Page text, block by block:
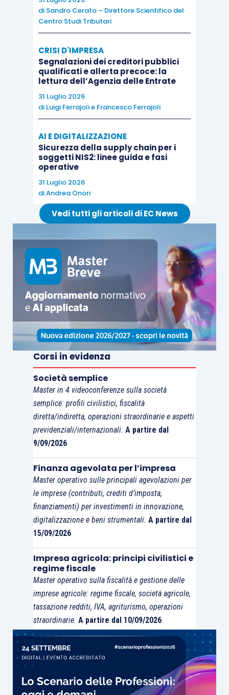
di Sandro Cerato – Direttore Scientifico del
Centro Studi Tributari
CRISI D'IMPRESA
Segnalazioni dei creditori pubblici
qualificati e allerta precoce: la
lettura dell’Agenzia delle Entrate
31 Luglio 2026
di Luigi Ferrajolie Francesco Ferrajoli
AI E DIGITALIZZAZIONE
Sicurezza della supply chain per i
soggetti NIS2: linee guida e fasi
operative
31 Luglio 2026
diAndrea Onori
Vedi tutti gli articoli di EC News
Corsi in evidenza
Società semplice
Master in 4 videoconferenze sulla società
semplice: profili civilistici, fiscalità
diretta/indiretta, operazioni straordinarie e aspetti
previdenziali/internazionali. A partire dal
9/09/2026
Finanza agevolata per l’impresa
Master operativo sulle principali agevolazioni per
le imprese (contributi, crediti d’imposta,
finanziamenti) per investimenti in innovazione,
digitalizzazione e beni strumentali. A partire dal
15/09/2026
Impresa agricola: principi civilistici e
regime fiscale
Master operativo sulla fiscalità e gestione delle
imprese agricole: regime fiscale, società agricole,
tassazione redditi, IVA, agriturismo, operazioni
straordinarie. A partire dal 10/09/2026